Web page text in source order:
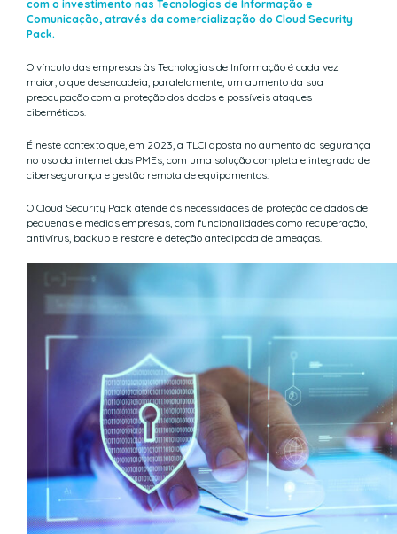
com o investimento nas Tecnologias de Informação e
Comunicação, através da comercialização do Cloud Security
Pack.
O vínculo das empresas às Tecnologias de Informação é cada vez
maior, o que desencadeia, paralelamente, um aumento da sua
preocupação com a proteção dos dados e possíveis ataques
cibernéticos.
É neste contexto que, em 2023, a TLCI aposta no aumento da segurança
no uso da internet das PMEs, com uma solução completa e integrada de
cibersegurança e gestão remota de equipamentos.
O Cloud Security Pack atende às necessidades de proteção de dados de
pequenas e médias empresas, com funcionalidades como recuperação,
antivírus, backup e restore e deteção antecipada de ameaças.